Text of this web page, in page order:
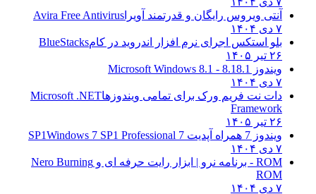
آنتی ویروس رایگان و قدرتمند آویراAvira Free Antivirus
بلو استکس اجرای نرم افزار اندروید در کام BlueStacks
ویندوز 8.1 8.1 - Microsoft Windows 8.1
دات نت فریم ورک برای تمامی ویندوزهاMicrosoft .NET
Framework
ویندوز 7 همراه آپدیت 7 SP1
Windows 7 SP1 Professional
ROM - برنامه نرو | ابزار رایت حرفه ای و
Nero Burning